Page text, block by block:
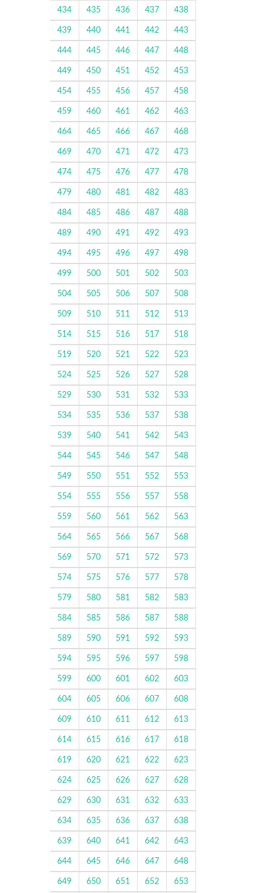
434 435 436 437 438
439 440 441 442 443
444 445 446 447 448
449 450 451 452 453
454 455 456 457 458
459 460 461 462 463
464 465 466 467 468
469 470 471 472 473
474 475 476 477 478
479 480 481 482 483
484 485 486 487 488
489 490 491 492 493
494 495 496 497 498
499 500 501 502 503
504 505 506 507 508
509 510 511 512 513
514 515 516 517 518
519 520 521 522 523
524 525 526 527 528
529 530 531 532 533
534 535 536 537 538
539 540 541 542 543
544 545 546 547 548
549 550 551 552 553
554 555 556 557 558
559 560 561 562 563
564 565 566 567 568
569 570 571 572 573
574 575 576 577 578
579 580 581 582 583
584 585 586 587 588
589 590 591 592 593
594 595 596 597 598
599 600 601 602 603
604 605 606 607 608
609 610 611 612 613
614 615 616 617 618
619 620 621 622 623
624 625 626 627 628
629 630 631 632 633
634 635 636 637 638
639 640 641 642 643
644 645 646 647 648
649 650 651 652 653